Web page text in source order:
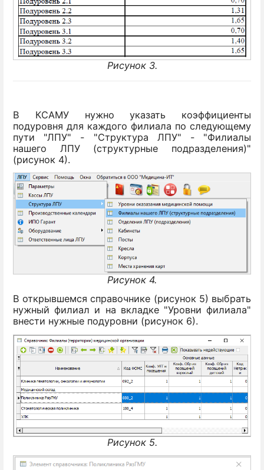
Рисунок 3.
В КСАМУ нужно указать коэффициенты
подуровня для каждого филиала по следующему
пути "ЛПУ" - "Структура ЛПУ" - "Филиалы
нашего ЛПУ (структурные подразделения)"
(рисунок 4).
Рисунок 4.
В открывшемся справочнике (рисунок 5) выбрать
нужный филиал и на вкладке "Уровни филиала"
внести нужные подуровни (рисунок 6).
Рисунок 5.